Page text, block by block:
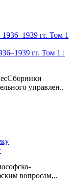
гг. Том 1 :
управлен..
вопросам,..